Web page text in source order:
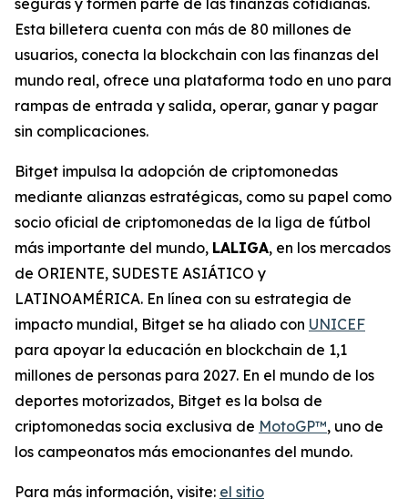
seguras y formen parte de las finanzas cotidianas.
Esta billetera cuenta con más de 80 millones de
usuarios, conecta la blockchain con las finanzas del
mundo real, ofrece una plataforma todo en uno para
rampas de entrada y salida, operar, ganar y pagar
sin complicaciones.
Bitget impulsa la adopción de criptomonedas
mediante alianzas estratégicas, como su papel como
socio oficial de criptomonedas de la liga de fútbol
más importante del mundo, LALIGA, en los mercados
de ORIENTE, SUDESTE ASIÁTICO y
LATINOAMÉRICA. En línea con su estrategia de
impacto mundial, Bitget se ha aliado con UNICEF
para apoyar la educación en blockchain de 1,1
millones de personas para 2027. En el mundo de los
deportes motorizados, Bitget es la bolsa de
criptomonedas socia exclusiva de MotoGP™, uno de
los campeonatos más emocionantes del mundo.
Para más información, visite: el sitio